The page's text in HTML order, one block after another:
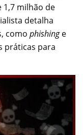
1,7 milhão de
detalha
como phishinge
práticas para